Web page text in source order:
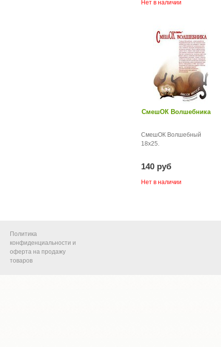
Нет в наличии
СмешОК Волшебника
СмешОК Волшебный
18х25.
140 руб
Нет в наличии
Политика
конфиденциальности и
оферта на продажу
товаров